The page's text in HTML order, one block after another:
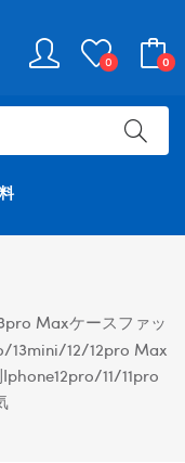
0 0
Maxケースファッ
13mini/12/12pro Max
11/11pro